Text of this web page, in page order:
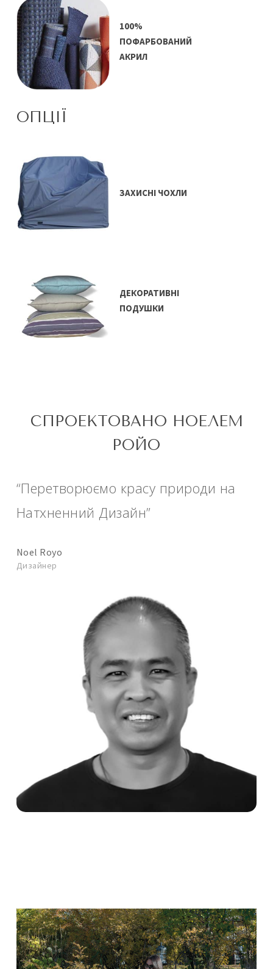
100%
ПОФАРБОВАНИЙ
АКРИЛ
ОПЦІЇ
ЗАХИСНІ ЧОХЛИ
ДЕКОРАТИВНІ
ПОДУШКИ
СПРОЕКТОВАНО НОЕЛЕМ
РОЙО
“Перетворюємо красу природи на
Натхненний Дизайн”
Noel Royo
Дизайнер